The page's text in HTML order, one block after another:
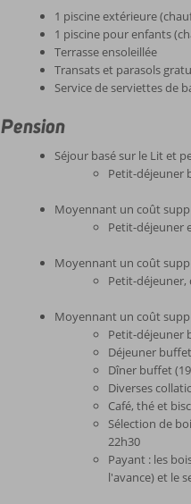
1 piscine extérieure
1 piscine pour enfants
Terrasse ensoleillée
Transats et parasols
Service de serviettes de
Pension
Séjour basé sur le Lit et
Petit-déjeuner
Moyennant un coût
Petit-déjeuner
Moyennant un coût
Petit-
Moyennant un coût
Petit-déjeuner
Déjeuner
Dîner buffet
Diverses
Café, thé et
Sélection de
22h30
Payant : les
l'avance) et le